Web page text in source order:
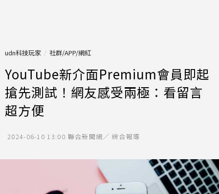
udn科技玩家 社群/APP/網紅
YouTube新介面Premium會員即起
搶先測試！網友感受兩極：看留言
超方便
2024-06-10 13:00 聯合新聞網／ 綜合報導